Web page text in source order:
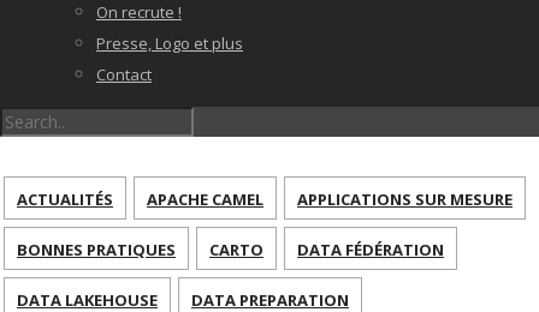
On recrute !
Presse, Logo et plus
Contact
ACTUALITÉS APACHE CAMEL APPLICATIONS SUR MESURE
BONNES PRATIQUES CARTO DATA FÉDÉRATION
DATA LAKEHOUSE DATA PREPARATION